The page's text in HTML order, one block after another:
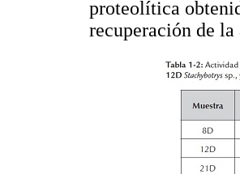
proteolítica
recuperación de